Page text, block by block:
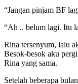
“Jangan pinjam BF
“Ah .. belum lagi. Itu
Rina tersenyum, lalu
Besok-besok aku
Rina yang sama.
Setelah beberapa